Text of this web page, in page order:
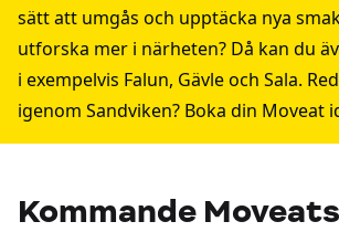
sätt att umgås och upptäcka nya
utforska mer i närheten? Då kan du
i exempelvis Falun, Gävleoch Sala.
igenom Sandviken? Boka din Moveat
Kommande Moveats